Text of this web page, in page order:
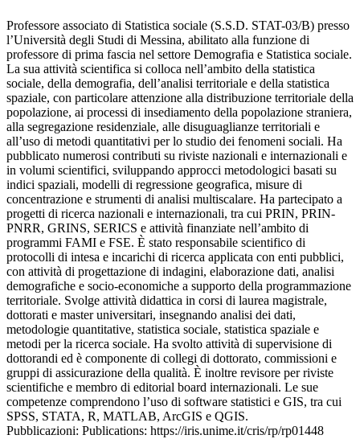
Professore associato di Statistica sociale (S.S.D. STAT-03/B) presso
l’Università degli Studi di Messina, abilitato alla funzione di
professore di prima fascia nel settore Demografia e Statistica sociale.
La sua attività scientifica si colloca nell’ambito della statistica
sociale, della demografia, dell’analisi territoriale e della statistica
spaziale, con particolare attenzione alla distribuzione territoriale della
popolazione, ai processi di insediamento della popolazione straniera,
alla segregazione residenziale, alle disuguaglianze territoriali e
all’uso di metodi quantitativi per lo studio dei fenomeni sociali. Ha
pubblicato numerosi contributi su riviste nazionali e internazionali e
in volumi scientifici, sviluppando approcci metodologici basati su
indici spaziali, modelli di regressione geografica, misure di
concentrazione e strumenti di analisi multiscalare. Ha partecipato a
progetti di ricerca nazionali e internazionali, tra cui PRIN, PRIN-
PNRR, GRINS, SERICS e attività finanziate nell’ambito di
programmi FAMI e FSE. È stato responsabile scientifico di
protocolli di intesa e incarichi di ricerca applicata con enti pubblici,
con attività di progettazione di indagini, elaborazione dati, analisi
demografiche e socio-economiche a supporto della programmazione
territoriale. Svolge attività didattica in corsi di laurea magistrale,
dottorati e master universitari, insegnando analisi dei dati,
metodologie quantitative, statistica sociale, statistica spaziale e
metodi per la ricerca sociale. Ha svolto attività di supervisione di
dottorandi ed è componente di collegi di dottorato, commissioni e
gruppi di assicurazione della qualità. È inoltre revisore per riviste
scientifiche e membro di editorial board internazionali. Le sue
competenze comprendono l’uso di software statistici e GIS, tra cui
SPSS, STATA, R, MATLAB, ArcGIS e QGIS.
Pubblicazioni: Publications: https://iris.unime.it/cris/rp/rp01448